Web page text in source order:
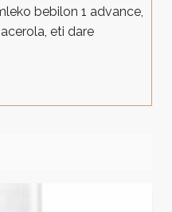
bebilon 1 advance,
eti dare